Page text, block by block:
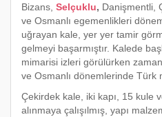
Bizans, Selçuklu, Danişmentli,
ve Osmanlı egemenlikleri
uğrayan kale, yer yer tamir
gelmeyi başarmıştır. Kalede
mimarisi izleri görülürken
ve Osmanlı dönemlerinde Türk
Çekirdek kale, iki kapı, 15 kule
alınmaya çalışılmış, yapı